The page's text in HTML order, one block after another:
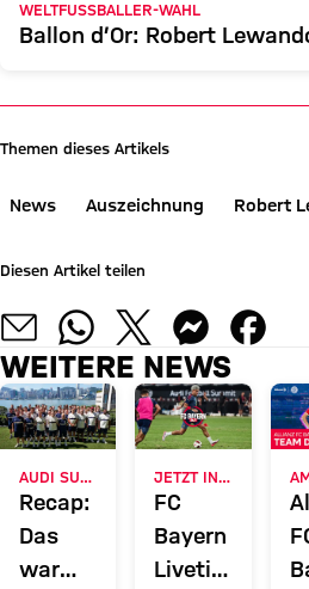
WELTFUSSBALLER-WAHL
Ballon d’Or: Robert
Themen dieses Artikels
News Auszeichnung Robert
Diesen Artikel teilen
WEITERE NEWS
Recap:
Das
war
FC
Bayern
Liveticker: